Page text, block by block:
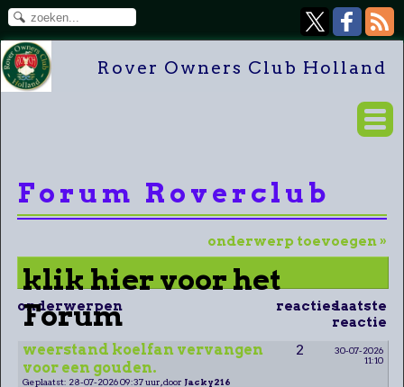
Rover Owners Club Holland
Forum Roverclub
onderwerp toevoegen »
klik hier voor het
Forum
onderwerpen reactieslaatste
reactie
weerstand koelfan vervangen
voor een gouden.
2
30-07-2026
11:10
Geplaatst: 28-07-2026 09:37 uur, door Jacky216